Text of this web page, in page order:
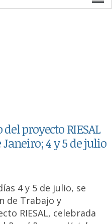
proyecto RIESAL
4 y 5 de julio
4 y 5 de julio, se
de Trabajo y
RIESAL, celebrada